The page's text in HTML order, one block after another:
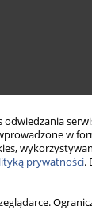
w
prywatności.